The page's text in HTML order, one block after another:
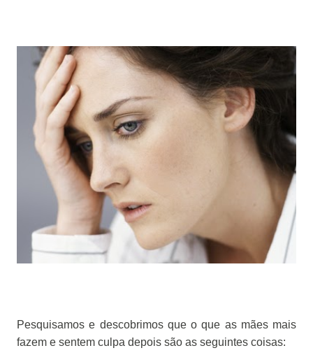
Pesquisamos e descobrimos que o que as mães mais
fazem e sentem culpa depois são as seguintes coisas: